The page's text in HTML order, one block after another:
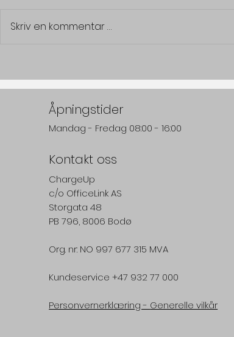
Skriv en kommentar …
Åpningstider
Mandag - Fredag 08:00 - 16:00
Kontakt oss
ChargeUp
c/o OfficeLink AS
Storgata 48
PB 796, 8006 Bodø
Org. nr: NO 997 677 315 MVA
Kundeservice+47 932 77 000
Personvernerklæring - Generelle vilkår